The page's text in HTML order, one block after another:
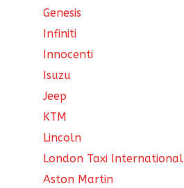
Genesis
Infiniti
Innocenti
Isuzu
Jeep
KTM
Lincoln
London Taxi International
Aston Martin